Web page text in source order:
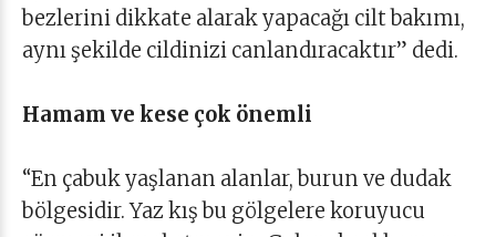
bezlerini dikkate alarak yapacağı cilt bakımı,
aynı şekilde cildinizi canlandıracaktır” dedi.
Hamam ve kese çok önemli
“En çabuk yaşlanan alanlar, burun ve dudak
bölgesidir. Yaz kış bu gölgelere koruyucu